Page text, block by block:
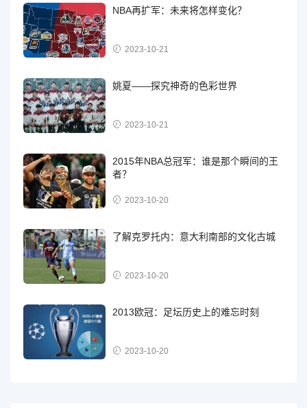
NBA再扩军：未来将怎样变化？
2023-10-21
姚夏——探究神奇的色彩世界
2023-10-21
2015年NBA总冠军：谁是那个瞬间的王
者？
2023-10-20
了解克罗托内：意大利南部的文化古城
2023-10-20
2013欧冠：足坛历史上的难忘时刻
2023-10-20